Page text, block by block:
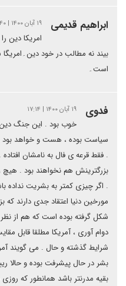
ابراهیم قدیمی ۱۹ آبان ۱۴۰۰ | ۱۵:۴۰
امریکا دین
بیند نه مطالب در خود
است۔
فدوی ۱۹ آبان ۱۴۰۰ | ۱۷:۱۴
خوب بود . این جنگ
سیاست بوده ، هست و خواهد بود .
. فقط قرعه ی فال به نامشان افتاده
بزرگترینش هم نخواهند بود . هیچ
. اگر چیزی کمتر به بشریت نداده
مورخین دنیا اعتقاد جدی دارند که
شکل گرفته بوده است که هم از
دوام آوری ، آمریکا مطلقا قابل
شرایط گذشته و حال . می گویند
بشر در حال پیشرفت بوده و حالا
بقیه مدرنتر باشد همانطور که